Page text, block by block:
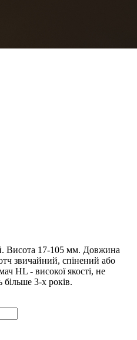
Висота 17-105 мм. Довжина
звичайний, спінений або
HL - високої якості, не
3-х років.